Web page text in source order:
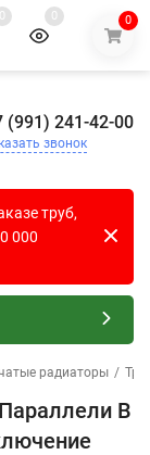
0 0 0
(991) 241-42-00
звонок
труб,
000
радиаторы /
В